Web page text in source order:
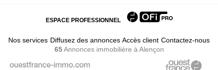
ESPACE PROFESSIONNEL
Nos services Diffusez des annonces Accès client Contactez-nous
65Annonces immobilière à Alençon